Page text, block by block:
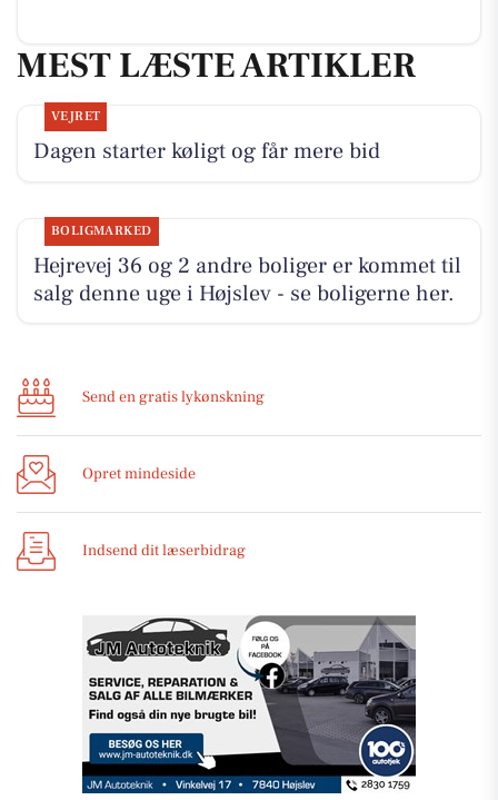
MEST LÆSTE ARTIKLER
VEJRET
Dagen starter køligt og får mere bid
BOLIGMARKED
Hejrevej 36 og 2 andre boliger er kommet til
salg denne uge i Højslev - se boligerne her.
Send en gratis lykønskning
Opret mindeside
Indsend dit læserbidrag